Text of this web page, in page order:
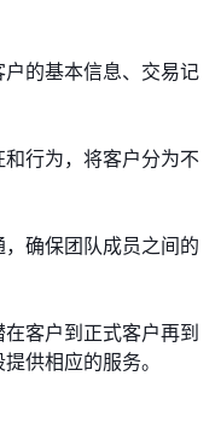
户的基本信息、交易记
和行为，将客户分为不
确保团队成员之间的
客户到正式客户再到
供相应的服务。